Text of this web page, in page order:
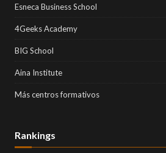
Esneca Business School
4Geeks Academy
BIG School
Aina Institute
Más centros formativos
Rankings